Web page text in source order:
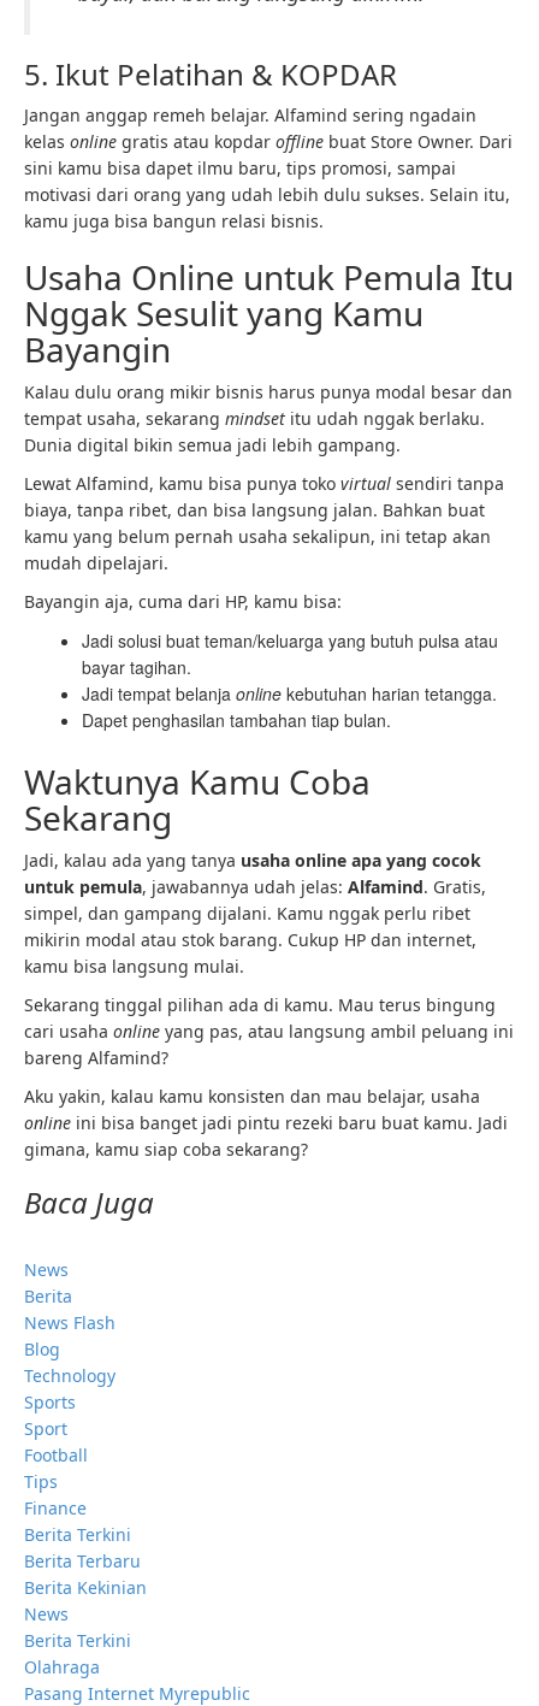
5. Ikut Pelatihan & KOPDAR
Jangan anggap remeh belajar. Alfamind sering ngadain
kelas online gratis atau kopdar offline buat Store Owner. Dari
sini kamu bisa dapet ilmu baru, tips promosi, sampai
motivasi dari orang yang udah lebih dulu sukses. Selain itu,
kamu juga bisa bangun relasi bisnis.
Usaha Online untuk Pemula Itu
Nggak Sesulit yang Kamu
Bayangin
Kalau dulu orang mikir bisnis harus punya modal besar dan
tempat usaha, sekarang mindset itu udah nggak berlaku.
Dunia digital bikin semua jadi lebih gampang.
Lewat Alfamind, kamu bisa punya toko virtual sendiri tanpa
biaya, tanpa ribet, dan bisa langsung jalan. Bahkan buat
kamu yang belum pernah usaha sekalipun, ini tetap akan
mudah dipelajari.
Bayangin aja, cuma dari HP, kamu bisa:
Jadi solusi buat teman/keluarga yang butuh pulsa atau
bayar tagihan.
Jadi tempat belanja online kebutuhan harian tetangga.
Dapet penghasilan tambahan tiap bulan.
Waktunya Kamu Coba
Sekarang
Jadi, kalau ada yang tanya usaha online apa yang cocok
untuk pemula, jawabannya udah jelas: Alfamind. Gratis,
simpel, dan gampang dijalani. Kamu nggak perlu ribet
mikirin modal atau stok barang. Cukup HP dan internet,
kamu bisa langsung mulai.
Sekarang tinggal pilihan ada di kamu. Mau terus bingung
cari usaha online yang pas, atau langsung ambil peluang ini
bareng Alfamind?
Aku yakin, kalau kamu konsisten dan mau belajar, usaha
online ini bisa banget jadi pintu rezeki baru buat kamu. Jadi
gimana, kamu siap coba sekarang?
Baca Juga
News
Berita
News Flash
Blog
Technology
Sports
Sport
Football
Tips
Finance
Berita Terkini
Berita Terbaru
Berita Kekinian
News
Berita Terkini
Olahraga
Pasang Internet Myrepublic